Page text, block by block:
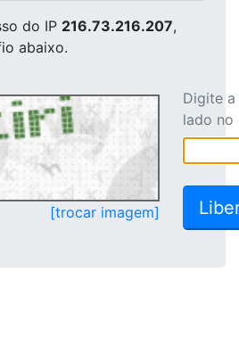
do IP 216.73.216.207,
abaixo.
[trocar imagem]
Digite
lado no